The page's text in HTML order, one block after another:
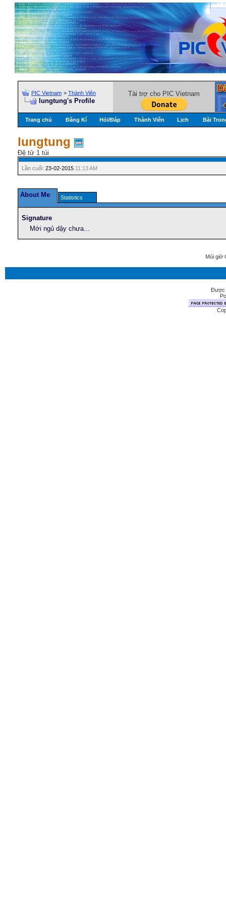
PIC Vietnam > Thành Viên
lungtung's Profile
Tài trợ cho PIC Vietnam
Trang chủ Đăng Kí Hỏi/Ðáp Thành Viên Lịch Bài
lungtung
Đệ tử 1 túi
Lần cuối: 23-02-2015 11:13 AM
About Me Statistics
Signature
Mới ngủ dậy chưa...
Múi giờ
Được